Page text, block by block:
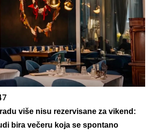
više nisu rezervisane za vikend:
bira večeru koja se spontano